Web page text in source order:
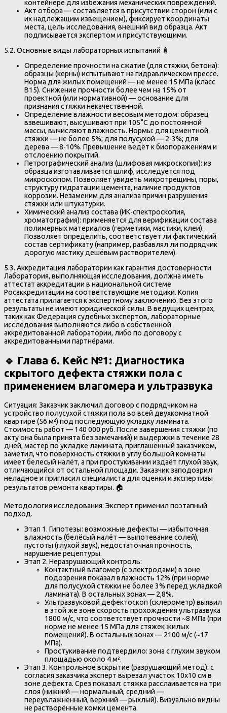
контейнере для избежания механических повреждений.
Акт отбора — составляется в присутствии сторон (или с
их надлежащим извещением), фиксирует координаты
места, цель исследования, внешний вид образца. Акт
подписывается экспертом и присутствующими.
5.2. Основные виды лабораторных испытаний 🧴
Определение прочности на сжатие (для стяжки, бетона):
образцы (керны) испытывают на гидравлическом прессе.
Норма для жилых помещений — не менее 15 МПа (класс
B15). Снижение прочности более чем на 15% от
проектной (или нормативной) — основание для
признания стяжки некачественной.
Определение влажности весовым методом: образец
взвешивают, высушивают при 105°C до постоянной
массы, вычисляют влажность. Нормы: для цементной
стяжки — не более 5%; для полусухой — 2-3%; для
дерева — 8-10%. Превышение ведёт к биопоражениям и
отслоению покрытий.
Петрографический анализ (шлифовая микроскопия): из
образца изготавливается шлиф, исследуется под
микроскопом. Позволяет увидеть микротрещины, поры,
структуру гидратации цемента, наличие продуктов
коррозии. Незаменим для анализа причин разрушения
стяжки или штукатурки.
Химический анализ состава (ИК-спектроскопия,
хроматография): применяется для верификации состава
полимерных материалов (герметики, мастики, клеи).
Позволяет определить, соответствует ли фактический
состав сертификату (например, разбавлял ли подрядчик
дорогую мастику дешёвым растворителем).
5.3. Аккредитация лаборатории как гарантия достоверности
Лаборатория, выполняющая исследования, должна иметь
аттестат аккредитации в национальной системе
Росаккредитации на соответствующие методики. Копия
аттестата прилагается к экспертному заключению. Без этого
результаты не имеют юридической силы. В ведущих центрах,
таких как Федерация судебных экспертов, лабораторные
исследования выполняются либо в собственной
аккредитованной лаборатории, либо по договору с
аккредитованными партнёрами.
🔹 Глава 6. Кейс №1: Диагностика
скрытого дефекта стяжки пола с
применением влагомера и ультразвука
Ситуация: Заказчик заключил договор с подрядчиком на
устройство полусухой стяжки пола во всей двухкомнатной
квартире (56 м²) под последующую укладку ламината.
Стоимость работ — 140 000 руб. После завершения стяжки (по
акту она была принята без замечаний) и выдержки в течение 28
дней, мастер по укладке ламината, приглашённый заказчиком,
заметил, что поверхность стяжки в углу большой комнаты
имеет белесый налёт, а при простукивании издаёт глухой звук,
отличающийся от остальной площади. Заказчик заподозрил
неладное и пригласил специалиста для оценки и экспертизы
результатов ремонта квартиры. 🏠
Методология исследования: Эксперт применил поэтапный
подход.
Этап 1. Гипотезы: возможные дефекты — избыточная
влажность (белёсый налёт — выпотевание солей),
пустоты (глухой звук), недостаточная прочность,
нарушение рецептуры.
Этап 2. Неразрушающий контроль:
Контактный влагомер (с электродами) в зоне
подозрения показал влажность 12% (при норме
для полусухой стяжки не более 3% перед укладкой
ламината). В остальных зонах — 2,8%.
Ультразвуковой дефектоскоп (склерометр) выявил
в этой же зоне скорость прохождения ультразвука
1800 м/с, что соответствует прочности ~8 МПа (при
норме не менее 15 МПа для стяжек жилых
помещений). В остальных зонах — 2100 м/с (~17
МПа).
Простукивание подтвердило: зона с глухим звуком
площадью около 4 м².
Этап 3. Контрольное вскрытие (разрушающий метод): с
согласия заказчика эксперт вырезал участок 10х10 см в
зоне дефекта. Срез показал: стяжка расслаивается на три
слоя (нижний — нормальный, средний —
переувлажнённый, верхний — рыхлый). Визуально видны
не растворённые комки цемента.